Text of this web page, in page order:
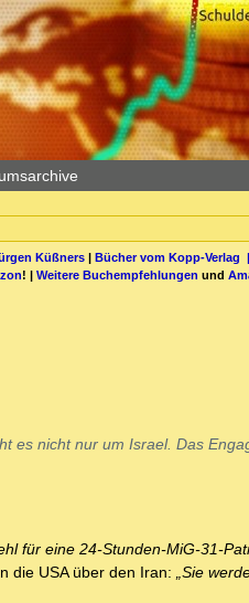
Küßners| Bücher vom Kopp-Verlag |
! | Weitere Buchempfehlungen und
es nicht nur um Israel. Das
für eine 24-Stunden-MiG-31-
die USA über den Iran: „Sie